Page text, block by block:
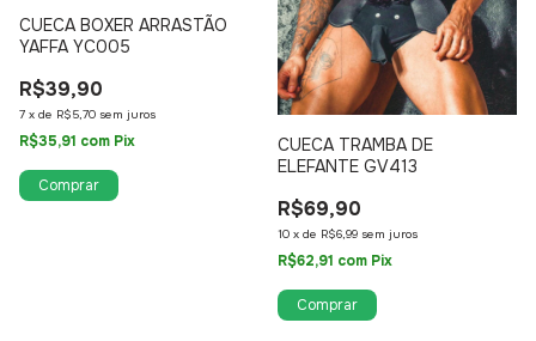
CUECA BOXER ARRASTÃO
YAFFA YC005
R$39,90
7 x de R$5,70 sem juros
R$35,91 com Pix
Comprar
CUECA TRAMBA DE
ELEFANTE GV413
R$69,90
10 x de R$6,99 sem juros
R$62,91 com Pix
Comprar